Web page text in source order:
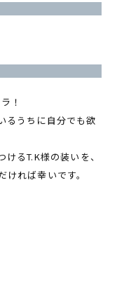
！
るうちに自分でも欲
るT.K様の装いを、
れば幸いです。